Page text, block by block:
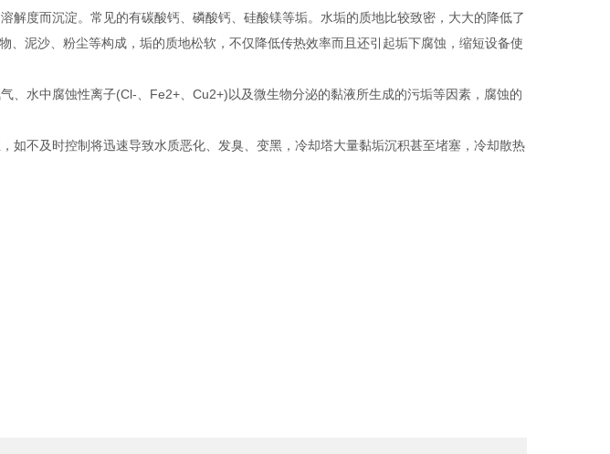
度而沉淀。常见的有碳酸钙、磷酸钙、硅酸镁等垢。水垢的质地比较致密，大大的降低了
泥沙、粉尘等构成，垢的质地松软，不仅降低传热效率而且还引起垢下腐蚀，缩短设备使
水中腐蚀性离子(Cl-、Fe2+、Cu2+)以及微生物分泌的黏液所生成的污垢等因素，腐蚀的
不及时控制将迅速导致水质恶化、发臭、变黑，冷却塔大量黏垢沉积甚至堵塞，冷却散热